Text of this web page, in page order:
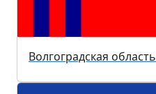
Волгоградская область